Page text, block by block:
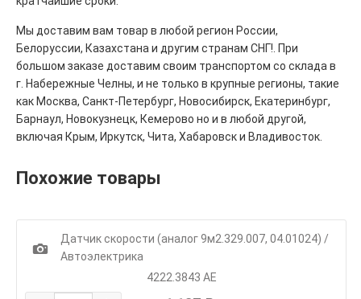
Мы доставим вам товар в любой регион России,
Белоруссии, Казахстана и другим странам СНГ!. При
большом заказе доставим своим транспортом со склада в
г. Набережные Челны, и не только в крупные регионы, такие
как Москва, Санкт-Петербург, Новосибирск, Екатеринбург,
Барнаул, Новокузнецк, Кемерово но и в любой другой,
включая Крым, Иркутск, Чита, Хабаровск и Владивосток.
Похожие товары
1
Датчик скорости (аналог 9м2.329.007, 04.01024) /
Автоэлектрика
4222.3843 АЕ